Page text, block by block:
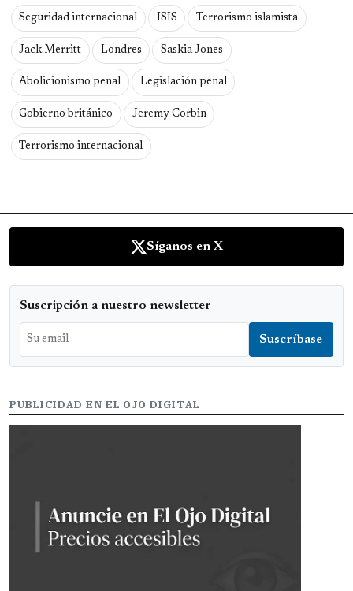
Seguridad internacional ISIS Terrorismo islamista
Jack Merritt Londres Saskia Jones
Abolicionismo penal Legislación penal
Gobierno británico Jeremy Corbin
Terrorismo internacional
Síganos en X
Suscripción a nuestro newsletter
PUBLICIDAD EN EL OJO DIGITAL